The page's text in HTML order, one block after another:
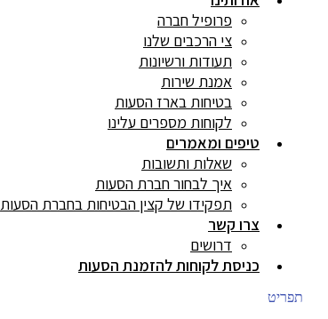
פרופיל חברה
צי הרכבים שלנו
תעודות ורשיונות
אמנת שירות
בטיחות בארז הסעות
לקוחות מספרים עלינו
טיפים ומאמרים
שאלות ותשובות
איך לבחור חברת הסעות
תפקידו של קצין הבטיחות בחברת הסעות
צרו קשר
דרושים
כניסת לקוחות להזמנת הסעות
תפריט